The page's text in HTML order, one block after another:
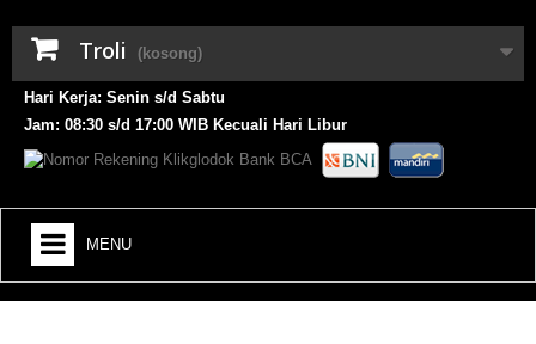
Troli (kosong)
Hari Kerja: Senin s/d Sabtu
Jam: 08:30 s/d 17:00 WIB Kecuali Hari Libur
MENU